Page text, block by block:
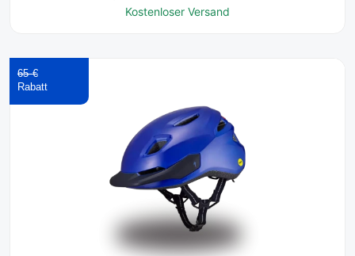
Kostenloser Versand
65 €